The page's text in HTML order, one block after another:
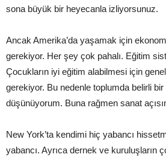
sona büyük bir heyecanla izliyorsunuz.
Ancak Amerika’da yaşamak için
gerekiyor. Her şey çok pahalı. Eğitim
Çocukların iyi eğitim alabilmesi için
gerekiyor. Bu nedenle toplumda belirli
düşünüyorum. Buna rağmen sanat
New York’ta kendimi hiç yabancı
yabancı. Ayrıca dernek ve kuruluşların